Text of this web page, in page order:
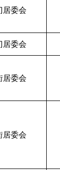
居委会
居委会
居委会
居委会